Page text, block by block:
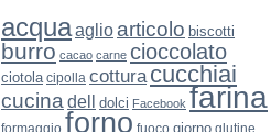
acquaaglio articolo biscotti
burro cacao carne cioccolato
ciotola cipolla cottura cucchiai
cucina dell dolci Facebook farina
formaggio forno fuoco giorno glutine